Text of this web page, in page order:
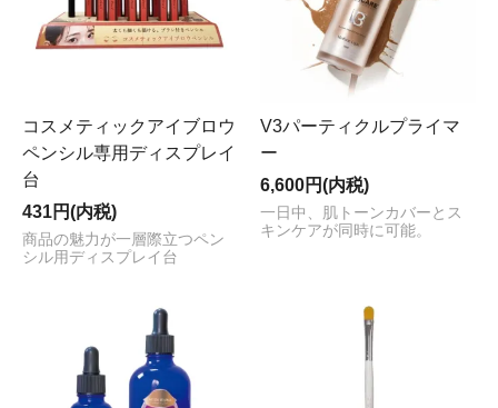
コスメティックアイブロウ
ペンシル専用ディスプレイ
台
431円(内税)
商品の魅力が一層際立つペン
シル用ディスプレイ台
V3パーティクルプライマ
ー
6,600円(内税)
一日中、肌トーンカバーとス
キンケアが同時に可能。